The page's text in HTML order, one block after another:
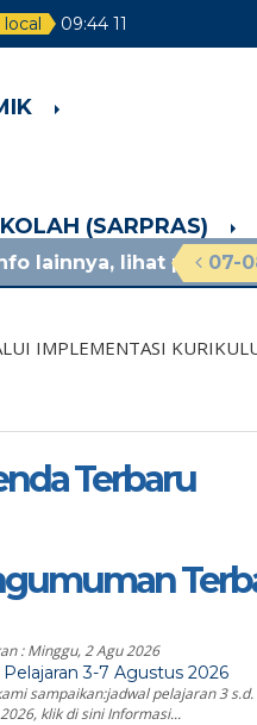
local 09:44 12
(SARPRAS)
07-
terbaru!
IMPLEMENTASI
Terbaru
:Minggu, 2 Agu 2026
3-7 Agustus 2026
sampaikan:jadwal pelajaran 3 s.d.
klik di sini Informasi...